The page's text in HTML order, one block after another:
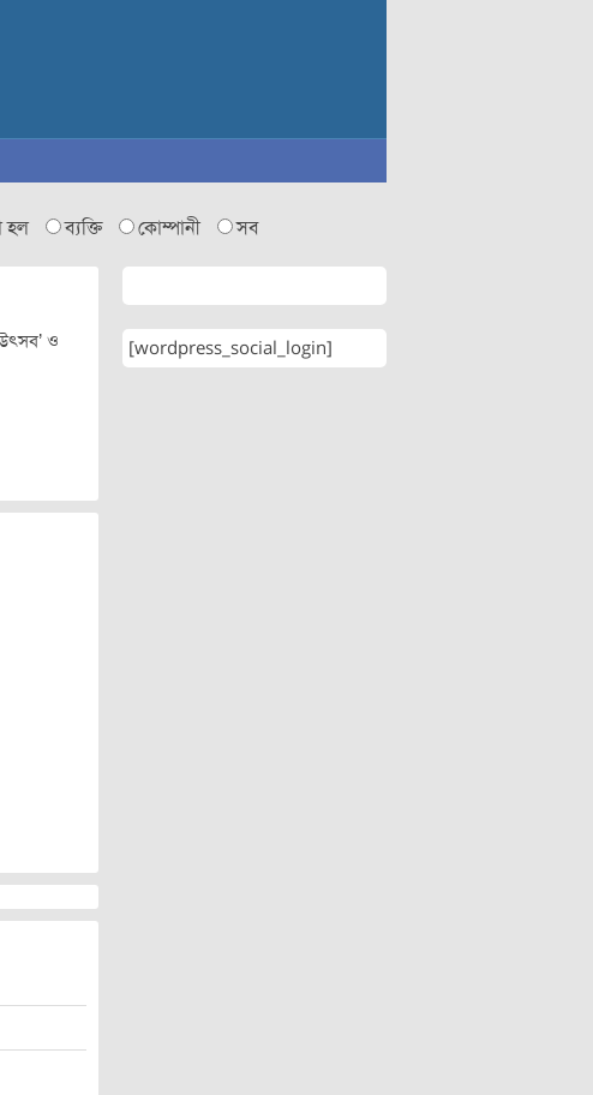
হল ব্যক্তি কোম্পানী সব
ও
[wordpress_social_login]